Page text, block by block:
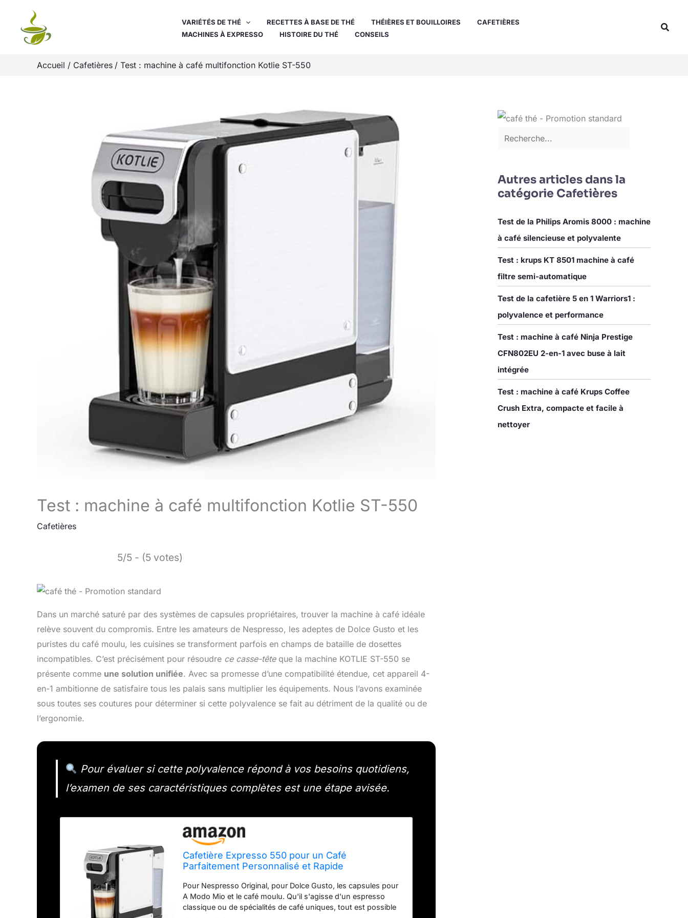
contenu
VARIÉTÉS DE THÉ RECETTES À BASE DE THÉ THÉIÈRES ET BOUILLOIRES
CAFETIÈRES
MACHINES À EXPRESSO
HISTOIRE DU THÉ CONSEILS
Accueil Cafetières Test : machine à café multifonction Kotlie ST-550
Test : machine à café multifonction Kotlie ST-550
Cafetières
5/5 - (5 votes)
Dans un marché saturé par des systèmes de capsules propriétaires, trouver la machine à café idéale
relève souvent du compromis. Entre les amateurs de Nespresso, les adeptes de Dolce Gusto et les
puristes du café moulu, les cuisines se transforment parfois en champs de bataille de dosettes
incompatibles. C’est précisément pour résoudre ce casse-têteque la machine KOTLIE ST-550 se
présente comme une solution unifiée. Avec sa promesse d’une compatibilité étendue, cet appareil 4-
en-1 ambitionne de satisfaire tous les palais sans multiplier les équipements. Nous l’avons examinée
sous toutes ses coutures pour déterminer si cette polyvalence se fait au détriment de la qualité ou de
l’ergonomie.
Pour évaluer si cette polyvalence répond à vos besoins quotidiens,
l’examen de ses caractéristiques complètes est une étape avisée.
Cafetière Expresso 550 pour un Café
Parfaitement Personnalisé et Rapide
Pour Nespresso Original, pour Dolce Gusto, les capsules pour
A Modo Mio et le café moulu. Qu'il s'agisse d'un espresso
classique ou de spécialités de café uniques, tout est possible
Autres articles dans la
catégorie Cafetières
Test de la Philips Aromis 8000 : machine
à café silencieuse et polyvalente
Test : krups KT 8501 machine à café
filtre semi-automatique
Test de la cafetière 5 en 1 Warriors1 :
polyvalence et performance
Test : machine à café Ninja Prestige
CFN802EU 2-en-1 avec buse à lait
intégrée
Test : machine à café Krups Coffee
Crush Extra, compacte et facile à
nettoyer